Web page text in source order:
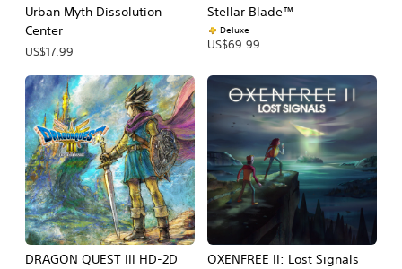
Urban Myth Dissolution
Center
US$17.99
Stellar Blade™
Deluxe
US$69.99
DRAGON QUEST III HD-2D
OXENFREE II: Lost Signals